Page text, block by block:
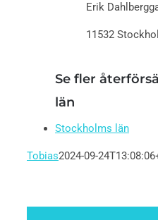
Erik
11532
Se fler
län
Stockholms län
Tobias2024-09-